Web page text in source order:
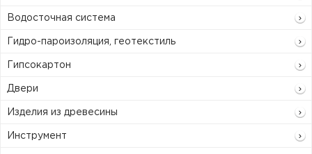
Водосточная система
Гидро-пароизоляция, геотекстиль
Гипсокартон
Двери
Изделия из древесины
Инструмент